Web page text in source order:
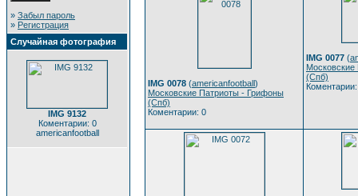
» Забыл пароль
» Регистрация
Случайная фотография
IMG 9132
Коментарии: 0
americanfootball
IMG 0078 (americanfootball)
Московские Патриоты - Грифоны
(Спб)
Коментарии: 0
IMG 0077 (
(Спб)